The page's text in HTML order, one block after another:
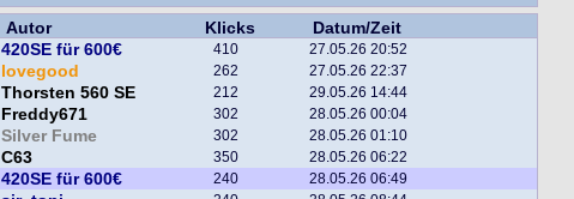
Autor Klicks
Datum/Zeit
420SE für 600€ 410 27.05.26 20:52
lovegood 262 27.05.26 22:37
Thorsten 560 SE 212 29.05.26 14:44
Freddy671 302 28.05.26 00:04
Silver Fume 302 28.05.26 01:10
C63 350 28.05.26 06:22
420SE für 600€ 240 28.05.26 06:49